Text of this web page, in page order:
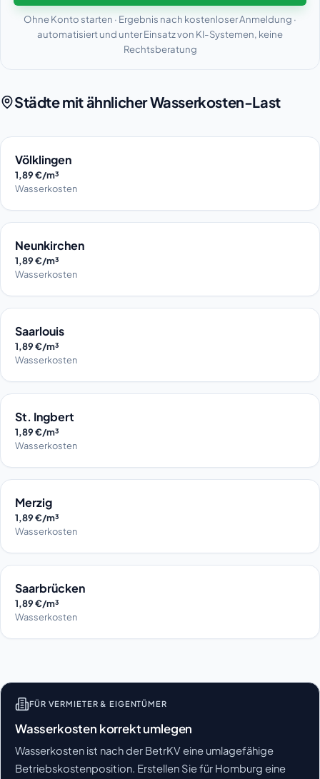
Ohne Konto starten · Ergebnis nach kostenloser Anmeldung ·
automatisiert und unter Einsatz von KI-Systemen, keine
Rechtsberatung
Städte mit ähnlicher Wasserkosten-Last
Völklingen
1,89 €/m³
Wasserkosten
Neunkirchen
1,89 €/m³
Wasserkosten
Saarlouis
1,89 €/m³
Wasserkosten
St. Ingbert
1,89 €/m³
Wasserkosten
Merzig
1,89 €/m³
Wasserkosten
Saarbrücken
1,89 €/m³
Wasserkosten
FÜR VERMIETER & EIGENTÜMER
Wasserkosten korrekt umlegen
Wasserkosten ist nach der BetrKV eine umlagefähige
Betriebskostenposition. Erstellen Sie für Homburg eine